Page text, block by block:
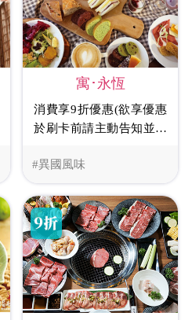
#異國風味
寓･永恆
消費享9折優惠(欲享優惠
於刷卡前請主動告知並出